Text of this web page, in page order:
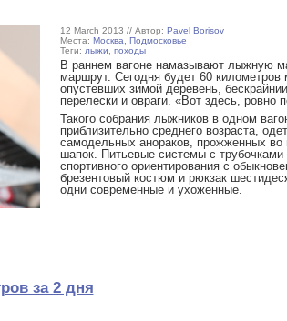
12 March 2013 // Автор: Pavel Borisov
Места: Москва
Подмосковье
Теги: лыжи походы
В раннем вагоне намазывают лыжную
маршрут. Сегодня будет 60
опустевших зимой деревень,
перелески и овраги. «Вот здесь, ровно
Такого собрания лыжников в одном
приблизительно среднего возраста,
самодельных анораков, прожженных
шапок. Питьевые системы с
спортивного ориентирования с
брезентовый костюм и рюкзак
одни современные и ухоженные.
за 2 дня